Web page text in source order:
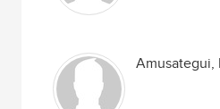
Amusategui,